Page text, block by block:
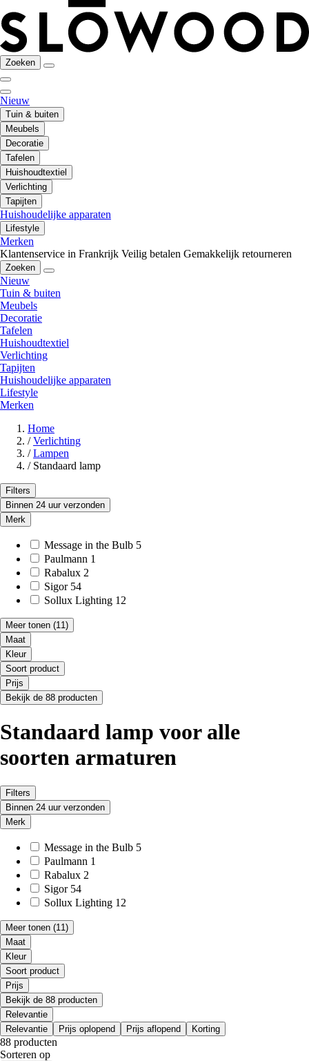
Zoeken
Nieuw
Tuin & buiten
Meubels
Decoratie
Tafelen
Huishoudtextiel
Verlichting
Tapijten
Huishoudelijke apparaten
Lifestyle
Merken
Klantenservice in Frankrijk Veilig betalen Gemakkelijk retourneren
Zoeken
Nieuw
Tuin & buiten
Meubels
Decoratie
Tafelen
Huishoudtextiel
Verlichting
Tapijten
Huishoudelijke apparaten
Lifestyle
Merken
Home
/ Verlichting
/ Lampen
/ Standaard lamp
Filters
Binnen 24 uur verzonden
Merk
Message in the Bulb 5
Paulmann 1
Rabalux 2
Sigor 54
Sollux Lighting 12
Meer tonen (11)
Maat
Kleur
Soort product
Prijs
Bekijk de 88 producten
Standaard lamp voor alle
soorten armaturen
Filters
Binnen 24 uur verzonden
Merk
Message in the Bulb 5
Paulmann 1
Rabalux 2
Sigor 54
Sollux Lighting 12
Meer tonen (11)
Maat
Kleur
Soort product
Prijs
Bekijk de 88 producten
Relevantie
Relevantie
Prijs oplopend Prijs aflopend Korting
88 producten
Sorteren op